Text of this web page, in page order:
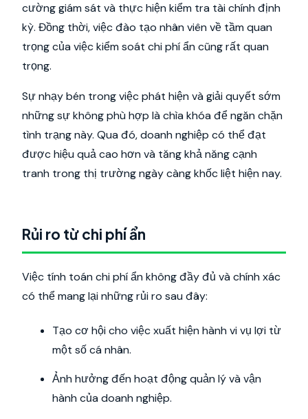
cường giám sát và thực hiện kiểm tra tài chính định
kỳ. Đồng thời, việc đào tạo nhân viên về tầm quan
trọng của việc kiểm soát chi phí ẩn cũng rất quan
trọng.
Sự nhạy bén trong việc phát hiện và giải quyết sớm
những sự không phù hợp là chìa khóa để ngăn chặn
tình trạng này. Qua đó, doanh nghiệp có thể đạt
được hiệu quả cao hơn và tăng khả năng cạnh
tranh trong thị trường ngày càng khốc liệt hiện nay.
Rủi ro từ chi phí ẩn
Việc tính toán chi phí ẩn không đầy đủ và chính xác
có thể mang lại những rủi ro sau đây:
Tạo cơ hội cho việc xuất hiện hành vi vụ lợi từ
một số cá nhân.
Ảnh hưởng đến hoạt động quản lý và vận
hành của doanh nghiệp.